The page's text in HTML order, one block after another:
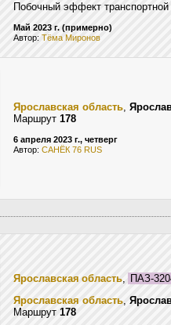
Побочный эффект
Май 2023 г. (примерно)
Автор: Тёма Миронов
Ярославская область,
Маршрут 178
6 апреля 2023 г., четверг
Автор: САНЁК 76 RUS
Ярославская область, ПАЗ-
Ярославская область,
Маршрут 178